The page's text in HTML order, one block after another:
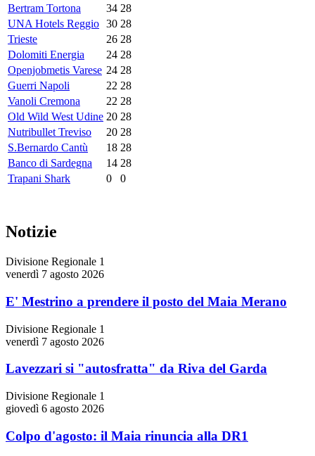
Bertram Tortona 34 28
UNA Hotels Reggio 30 28
Trieste
26 28
Dolomiti Energia
24 28
Openjobmetis Varese 24 28
Guerri Napoli
22 28
Vanoli Cremona
22 28
Old Wild West Udine 20 28
Nutribullet Treviso
20 28
S.Bernardo Cantù
18 28
Banco di Sardegna
14 28
Trapani Shark
0 0
Notizie
Divisione Regionale 1
venerdì 7 agosto 2026
E' Mestrino a prendere il posto del Maia Merano
Divisione Regionale 1
venerdì 7 agosto 2026
Lavezzari si "autosfratta" da Riva del Garda
Divisione Regionale 1
giovedì 6 agosto 2026
Colpo d'agosto: il Maia rinuncia alla DR1